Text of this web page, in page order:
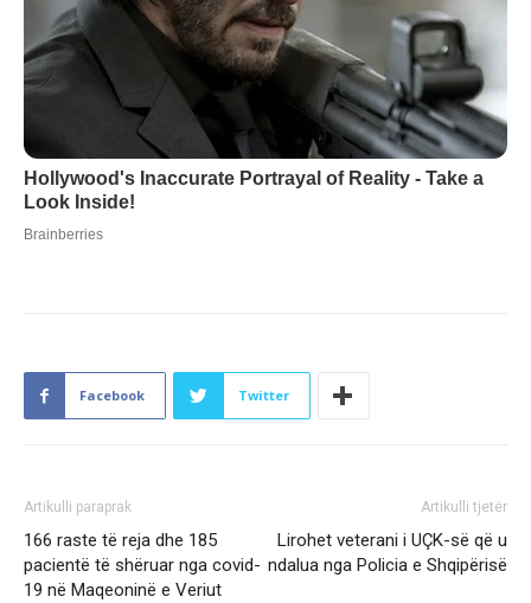
Facebook Twitter
Artikulli paraprak
166 raste të reja dhe 185
pacientë të shëruar nga covid-
19 në Maqeoninë e Veriut
Artikulli tjetër
Lirohet veterani i UÇK-së që u
ndalua nga Policia e Shqipërisë